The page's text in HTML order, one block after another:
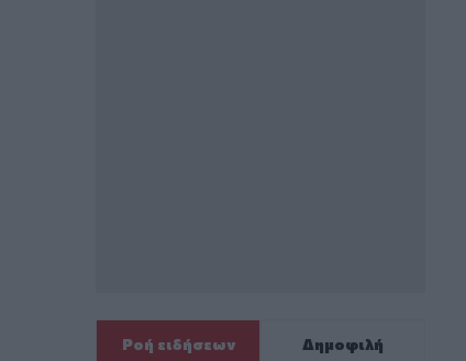
Ροή ειδήσεων Δημοφιλή